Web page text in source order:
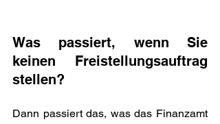
Was passiert, wenn Sie
keinen Freistellungsauftrag
stellen?
Dann passiert das, was das Finanzamt